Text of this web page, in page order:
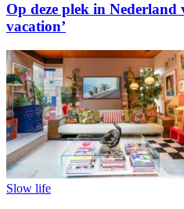
Op deze plek in Nederland
vacation’
Slow life